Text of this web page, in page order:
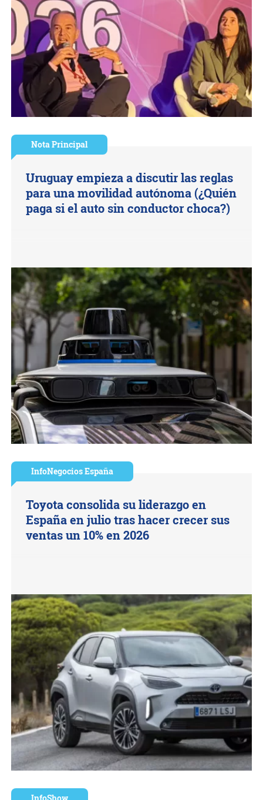
Nota Principal
Uruguay empieza a discutir las reglas
para una movilidad autónoma (¿Quién
paga si el auto sin conductor choca?)
InfoNegocios España
Toyota consolida su liderazgo en
España en julio tras hacer crecer sus
ventas un 10% en 2026